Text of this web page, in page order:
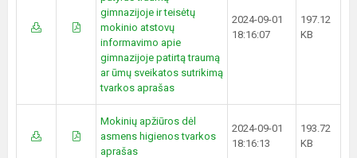
gimnazijoje ir teisėtų
mokinio atstovų
informavimo apie
gimnazijoje patirtą traumą
ar ūmų sveikatos sutrikimą
tvarkos aprašas
2024-09-01
18:16:07
197.12
KB
Mokinių apžiūros dėl
asmens higienos tvarkos
aprašas
2024-09-01
18:16:13
193.72
KB